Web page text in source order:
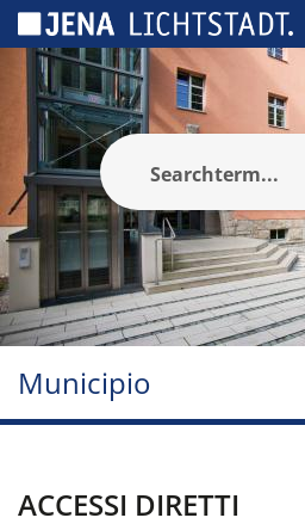
Municipio
ACCESSI DIRETTI
Pannello di gestione dei cookies